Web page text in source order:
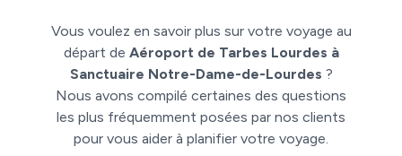
Vous voulez en savoir plus sur votre voyage au
départ de Aéroport de Tarbes Lourdes à
Sanctuaire Notre-Dame-de-Lourdes ?
Nous avons compilé certaines des questions
les plus fréquemment posées par nos clients
pour vous aider à planifier votre voyage.